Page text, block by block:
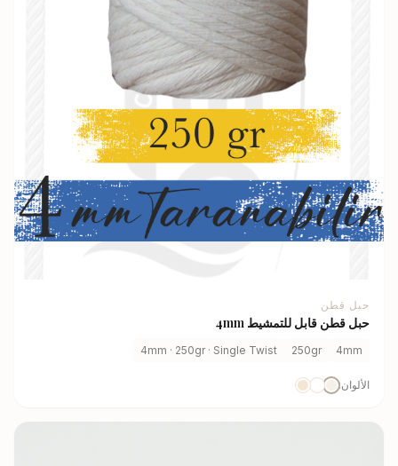
حبل قطن
حبل قطن قابل للتمشيط 4mm
4mm
250gr
4mm · 250gr · Single Twist
الألوان: